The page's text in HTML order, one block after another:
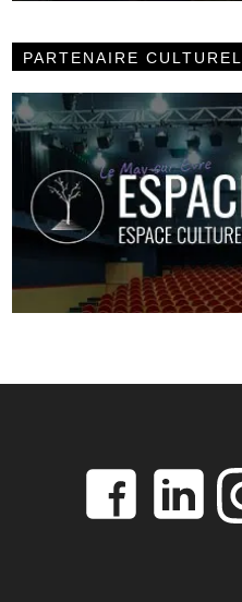
PARTENAIRE CULTUREL